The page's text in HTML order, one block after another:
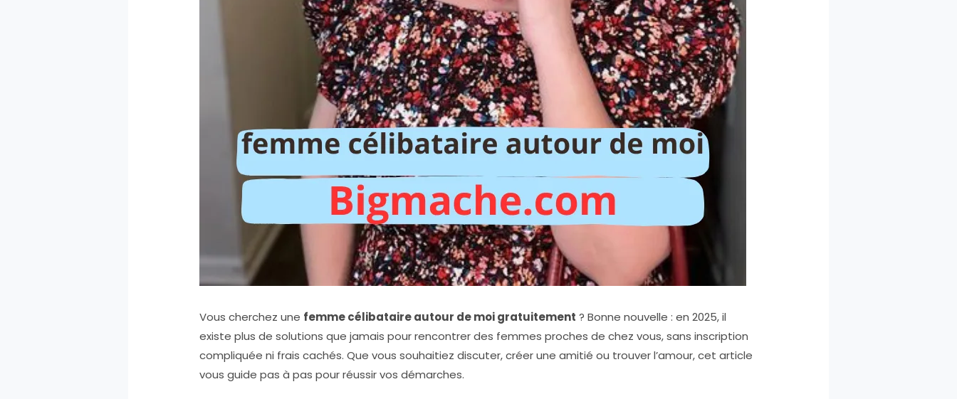
Vous cherchez une femme célibataire autour de moi gratuitement ? Bonne nouvelle : en 2025, il
existe plus de solutions que jamais pour rencontrer des femmes proches de chez vous, sans inscription
compliquée ni frais cachés. Que vous souhaitiez discuter, créer une amitié ou trouver l’amour, cet article
vous guide pas à pas pour réussir vos démarches.